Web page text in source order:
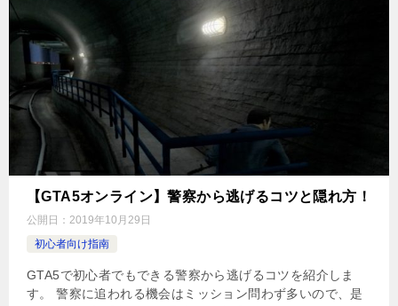
【GTA5オンライン】警察から逃げるコツと隠れ方！
公開日： 2019年10月29日
初心者向け指南
GTA5で初心者でもできる警察から逃げるコツを紹介しま
す。 警察に追われる機会はミッション問わず多いので、是